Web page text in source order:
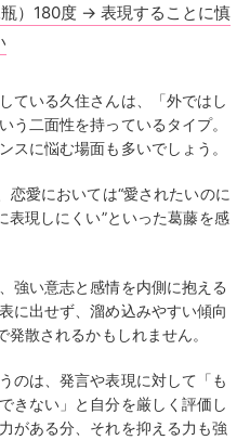
）180度 → 表現することに慎
ている久住さんは、「外ではし
う二面性を持っているタイプ。
スに悩む場面も多いでしょう。
愛においては“愛されたいのに
表現しにくい”といった葛藤を感
強い意志と感情を内側に抱える
に出せず、溜め込みやすい傾向
発散されるかもしれません。
のは、発言や表現に対して「も
きない」と自分を厳しく評価し
がある分、それを抑える力も強